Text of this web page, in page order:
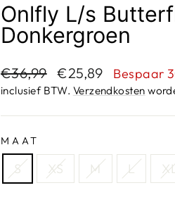
Onlfly L/s
Donkergroen
Adviesprijs
€36,99 Aanbiedingsprijs
€25,89 Bespaar
inclusief BTW. Verzendkosten
MAAT
S XS M L